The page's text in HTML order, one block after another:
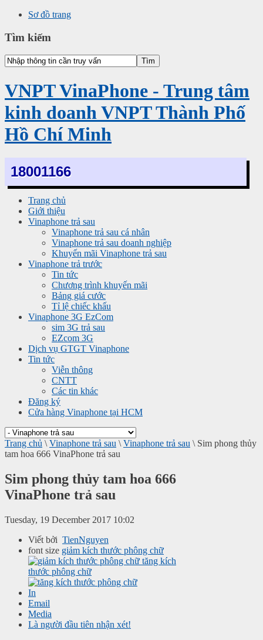
Sơ đồ trang
Tìm kiếm
VNPT VinaPhone - Trung tâm
kinh doanh VNPT Thành Phố
Hồ Chí Minh
18001166
Trang chủ
Giới thiệu
Vinaphone trả sau
Vinaphone trả sau cá nhân
Vinaphone trả sau doanh nghiệp
Khuyến mãi Vinaphone trả sau
Vinaphone trả trước
Tin tức
Chương trình khuyến mãi
Bảng giá cước
Tỉ lệ chiếc khấu
Vinaphone 3G EzCom
sim 3G trả sau
EZcom 3G
Dịch vụ GTGT Vinaphone
Tin tức
Viễn thông
CNTT
Các tin khác
Đăng ký
Cửa hàng Vinaphone tại HCM
Trang chủ \ Vinaphone trả sau \ Vinaphone trả sau \ Sim phong thủy
tam hoa 666 VinaPhone trả sau
Sim phong thủy tam hoa 666
VinaPhone trả sau
Tuesday, 19 December 2017 10:02
Viết bởi TienNguyen
font size giảm kích thước phông chữ
tăng kích
thước phông chữ
In
Email
Media
Là người đầu tiên nhận xét!